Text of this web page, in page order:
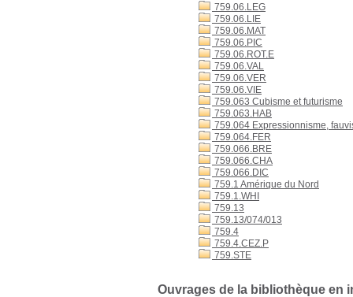
759.06.LEG
759.06.LIE
759.06.MAT
759.06.PIC
759.06.ROT.E
759.06.VAL
759.06.VER
759.06.VIE
759.063 Cubisme et futurisme
759.063.HAB
759.064 Expressionnisme,
759.064.FER
759.066.BRE
759.066.CHA
759.066.DIC
759.1 Amérique du Nord
759.1.WHI
759.13
759.13/074/013
759.4
759.4.CEZ.P
759.STE
Ouvrages de la bibliothèque en